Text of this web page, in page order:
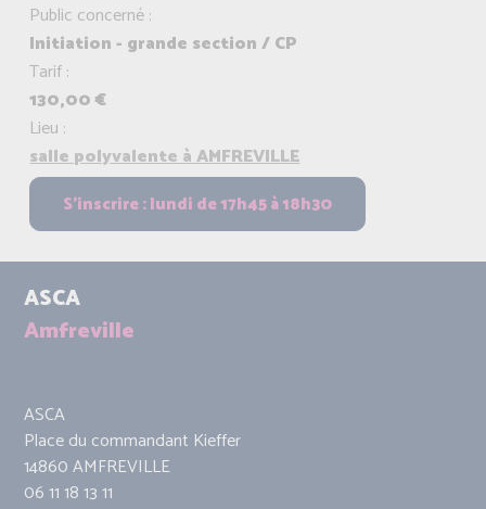
Public concerné :
Initiation - grande section / CP
Tarif :
130,00 €
Lieu :
salle polyvalente à AMFREVILLE
ASCA
Amfreville
ASCA
Place du commandant Kieffer
14860 AMFREVILLE
06 11 18 13 11